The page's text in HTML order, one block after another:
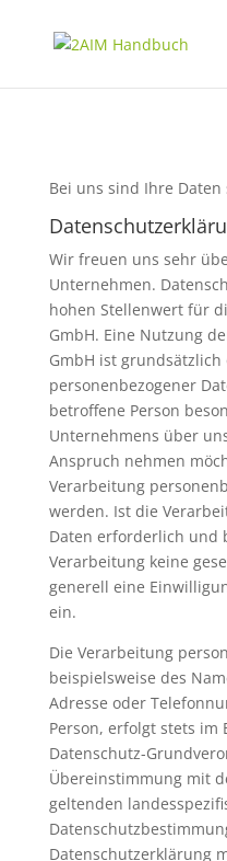
Bei uns sind Ihre Daten
Wir freuen uns sehr
Unternehmen.
hohen Stellenwert für
GmbH. Eine Nutzung
GmbH ist grundsätzlich
personenbezogener
betroffene Person
Unternehmens über
Anspruch nehmen
Verarbeitung
werden. Ist die
Daten erforderlich und
Verarbeitung keine
generell eine
ein.
Die Verarbeitung
beispielsweise des
Adresse oder
Person, erfolgt stets im
Datenschutz-
Übereinstimmung mit
geltenden
Datenschutzerklärung